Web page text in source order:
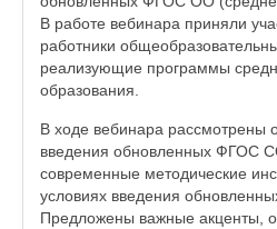
В работе вебинара приняли
работники
реализующие программы
образования.
В ходе вебинара рассмотрены
введения обновленных ФГОС
современные методические
условиях введения
Предложены важные акценты,